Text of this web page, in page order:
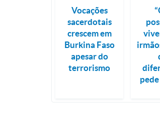
Vocações
sacerdotais
crescem em
Burkina Faso
apesar do
terrorismo